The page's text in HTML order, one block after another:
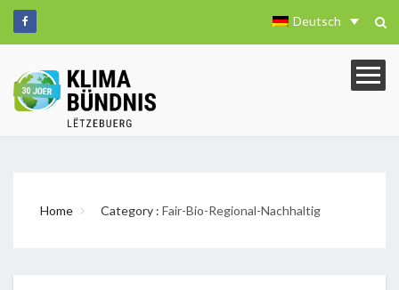
Deutsch
Home Category : Fair-Bio-Regional-Nachhaltig